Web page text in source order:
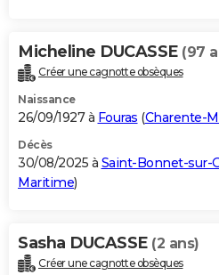
Micheline DUCASSE (97
Créer une cagnotte obsèques
Naissance
26/09/1927 à Fouras (Charente-
Décès
30/08/2025 à Saint-Bonnet-sur-
Maritime)
Sasha DUCASSE (2 ans)
Créer une cagnotte obsèques